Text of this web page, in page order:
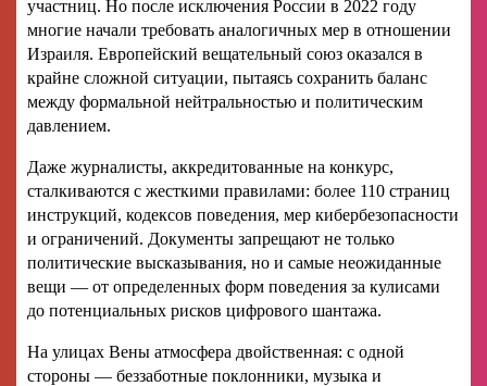
участниц. Но после исключения России в 2022 году
многие начали требовать аналогичных мер в отношении
Израиля. Европейский вещательный союз оказался в
крайне сложной ситуации, пытаясь сохранить баланс
между формальной нейтральностью и политическим
давлением.
Даже журналисты, аккредитованные на конкурс,
сталкиваются с жесткими правилами: более 110 страниц
инструкций, кодексов поведения, мер кибербезопасности
и ограничений. Документы запрещают не только
политические высказывания, но и самые неожиданные
вещи — от определенных форм поведения за кулисами
до потенциальных рисков цифрового шантажа.
На улицах Вены атмосфера двойственная: с одной
стороны — беззаботные поклонники, музыка и